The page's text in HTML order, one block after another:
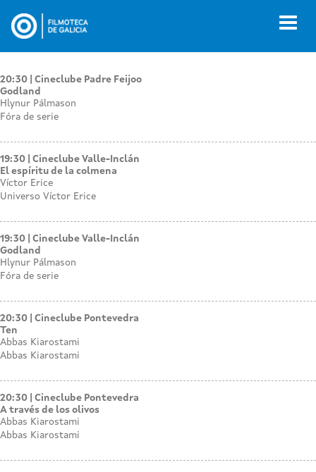
contido
20:30
Cineclube Padre Feijoo
Godland
Hlynur Pálmason
Fóra de serie
19:30
Cineclube Valle-Inclán
El espíritu de la colmena
Víctor Erice
Universo Víctor Erice
19:30
Cineclube Valle-Inclán
Godland
Hlynur Pálmason
Fóra de serie
20:30
Cineclube Pontevedra
Ten
Abbas Kiarostami
Abbas Kiarostami
20:30
Cineclube Pontevedra
A través de los olivos
Abbas Kiarostami
Abbas Kiarostami